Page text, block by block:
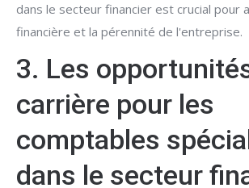
dans le secteur financier est crucial pour
financière et la pérennité de l'entreprise.
3. Les
carrière pour les
comptables
dans le secteur